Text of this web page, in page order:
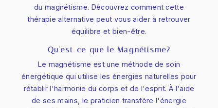
du magnétisme. Découvrez comment cette
thérapie alternative peut vous aider à retrouver
équilibre et bien-être.
Qu'est-ce que le Magnétisme?
Le magnétisme est une méthode de soin
énergétique qui utilise les énergies naturelles pour
rétablir l'harmonie du corps et de l'esprit. À l'aide
de ses mains, le praticien transfère l'énergie